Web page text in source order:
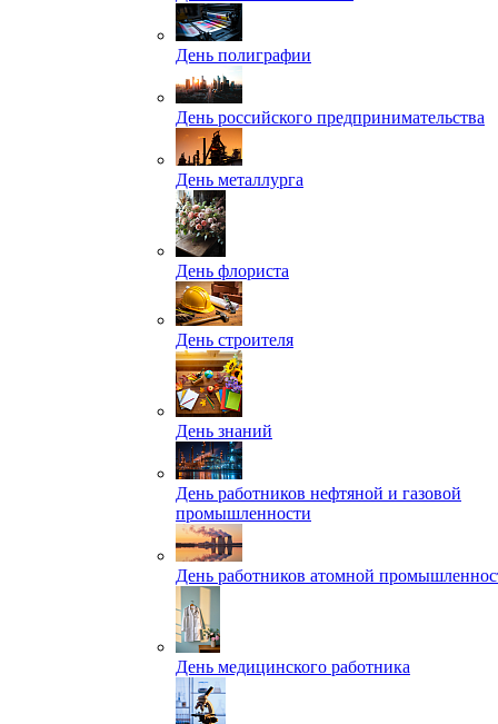
День полиграфии
День российского предпринимательства
День металлурга
День флориста
День строителя
День знаний
День работников нефтяной и газовой
промышленности
День работников атомной
День медицинского работника